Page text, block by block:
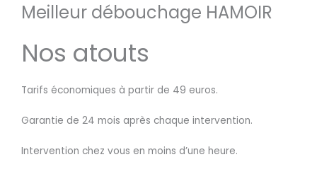
Meilleur débouchage HAMOIR
Nos atouts
Tarifs économiques à partir de 49 euros.
Garantie de 24 mois après chaque intervention.
Intervention chez vous en moins d’une heure.